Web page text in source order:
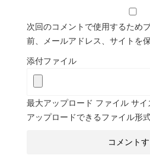
次回のコメントで使用するため
前、メールアドレス、サイトを保
添付ファイル
最大アップロード ファイル サイ
アップロードできるファイル形